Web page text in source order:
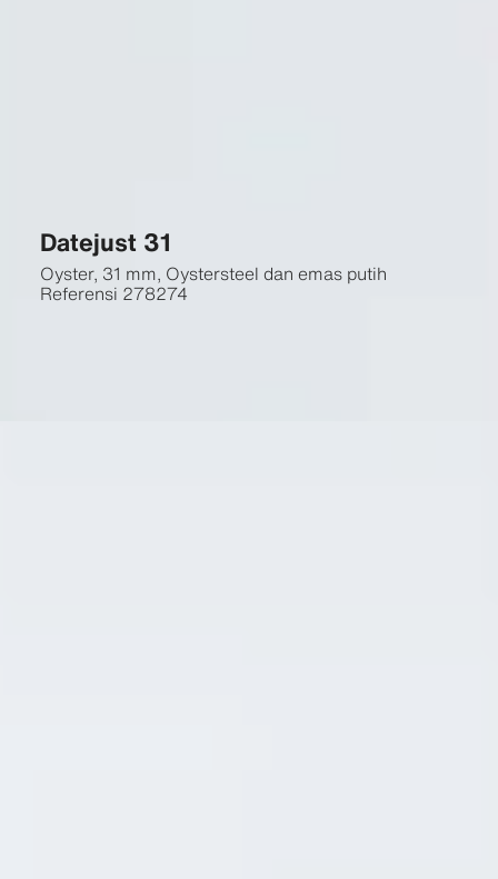
Datejust 31
Oyster, 31 mm, Oystersteel dan emas putih
Referensi 278274